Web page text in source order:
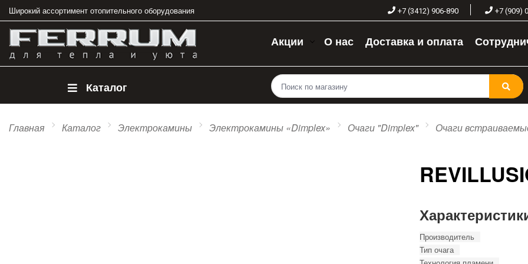
Широкий ассортимент отопительного оборудования +7 (3412) 906-890 +7 (909)
Акции О нас Доставка и оплата
Каталог
Главная Каталог Электрокамины Электрокамины «Dimplex» Очаги "Dimplex" Очаги
Производитель
Тип очага